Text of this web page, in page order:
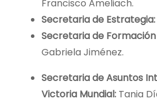
Francisco Ameliach.
Secretaria de Estrategia:
Secretaria de
Gabriela Jiménez.
Secretaria de Asuntos
Victoria Mundial: Tania